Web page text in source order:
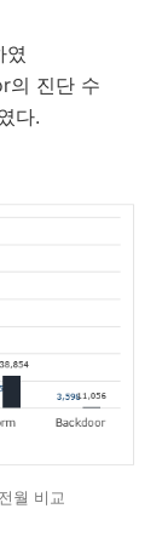
였
의 진단 수
다.
월 비교